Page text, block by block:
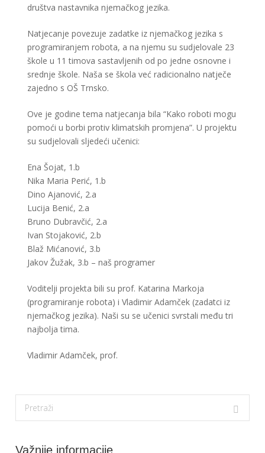
društva nastavnika njemačkog jezika.
Natjecanje povezuje zadatke iz njemačkog jezika s
programiranjem robota, a na njemu su sudjelovale 23
škole u 11 timova sastavljenih od po jedne osnovne i
srednje škole. Naša se škola već radicionalno natječe
zajedno s OŠ Trnsko.
Ove je godine tema natjecanja bila “Kako roboti mogu
pomoći u borbi protiv klimatskih promjena”. U projektu
su sudjelovali sljedeći učenici:
Ena Šojat, 1.b
Nika Maria Perić, 1.b
Dino Ajanović, 2.a
Lucija Benić, 2.a
Bruno Dubravčić, 2.a
Ivan Stojaković, 2.b
Blaž Mićanović, 3.b
Jakov Žužak, 3.b – naš programer
Voditelji projekta bili su prof. Katarina Markoja
(programiranje robota) i Vladimir Adamček (zadatci iz
njemačkog jezika). Naši su se učenici svrstali među tri
najbolja tima.
Vladimir Adamček, prof.
Važnije informacije